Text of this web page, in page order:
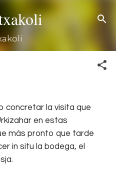
Ir al
concretar la visita que
en estas
más pronto que tarde
in situ la bodega, el